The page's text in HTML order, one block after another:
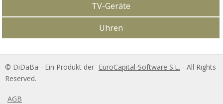
TV-Geräte
Uhren
DiDaBa Copyright
© DiDaBa - Ein Produkt der EuroCapital-Software S.L. - All Rights
Reserved.
AGB